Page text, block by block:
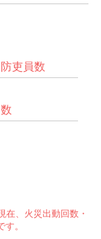
吏員数
、火災出動回数・
。